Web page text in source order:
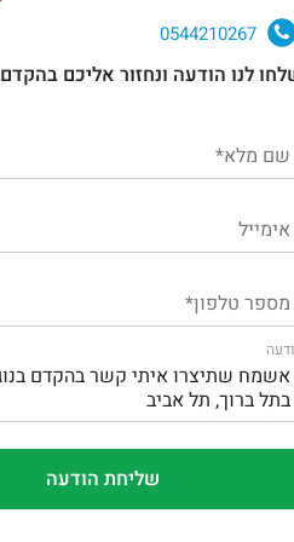
0544210267
לנו הודעה ונחזור אליכם בהקדם